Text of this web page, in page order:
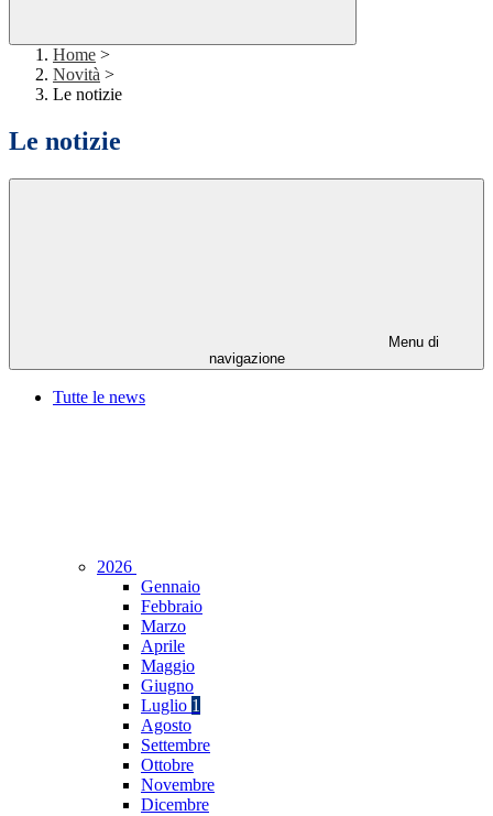
Home >
Novità >
Le notizie
Le notizie
Menu di
navigazione
Tutte le news
2026
Gennaio
Febbraio
Marzo
Aprile
Maggio
Giugno
Luglio 1
Agosto
Settembre
Ottobre
Novembre
Dicembre